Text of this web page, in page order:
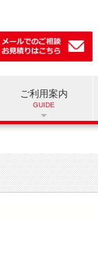
ご利用案内